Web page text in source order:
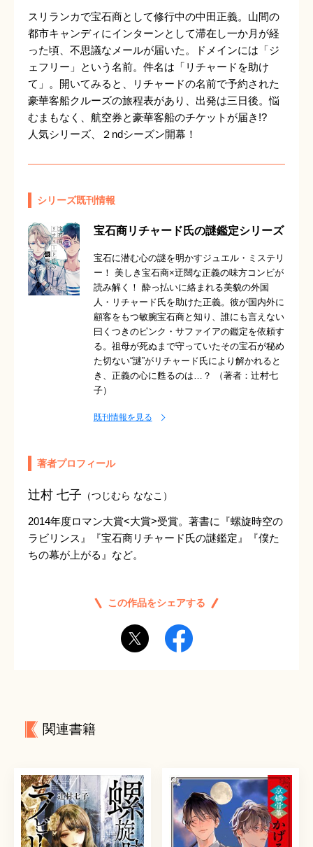
スリランカで宝石商として修行中の中田正義。山間の
都市キャンディにインターンとして滞在し一か月が経
った頃、不思議なメールが届いた。ドメインには「ジ
ェフリー」という名前。件名は「リチャードを助け
て」。開いてみると、リチャードの名前で予約された
豪華客船クルーズの旅程表があり、出発は三日後。悩
むまもなく、航空券と豪華客船のチケットが届き!?
人気シリーズ、２ndシーズン開幕！
シリーズ既刊情報
宝石商リチャード氏の謎鑑定シリーズ
宝石に潜む心の謎を明かすジュエル・ミステリ
ー！ 美しき宝石商×迂闊な正義の味方コンビが
読み解く！ 酔っ払いに絡まれる美貌の外国
人・リチャード氏を助けた正義。彼が国内外に
顧客をもつ敏腕宝石商と知り、誰にも言えない
曰くつきのピンク・サファイアの鑑定を依頼す
る。祖母が死ぬまで守っていたその宝石が秘め
た切ない“謎”がリチャード氏により解かれると
き、正義の心に甦るのは…？ （著者：辻村七
子）
既刊情報を見る
著者プロフィール
辻村 七子 （つじむら ななこ）
2014年度ロマン大賞<大賞>受賞。著書に『螺旋時空の
ラビリンス』『宝石商リチャード氏の謎鑑定』『僕た
ちの幕が上がる』など。
この作品をシェアする
関連書籍